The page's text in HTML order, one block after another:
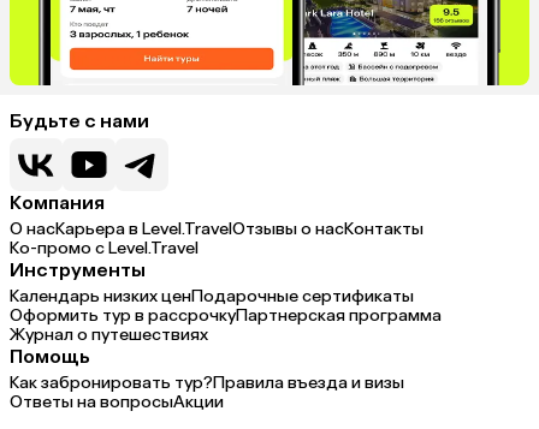
Будьте с нами
Компания
О насКарьера в Level.TravelОтзывы о насКонтакты
Ко-промо с Level.Travel
Инструменты
Календарь низких ценПодарочные сертификаты
Оформить тур в рассрочкуПартнерская программа
Журнал о путешествиях
Помощь
Как забронировать тур?Правила въезда и визы
Ответы на вопросыАкции